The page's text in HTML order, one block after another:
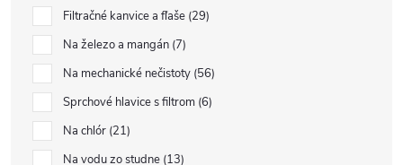
Filtračné kanvice a fľaše 29
Na železo a mangán 7
Na mechanické nečistoty 56
Sprchové hlavice s filtrom 6
Na chlór 21
Na vodu zo studne 13